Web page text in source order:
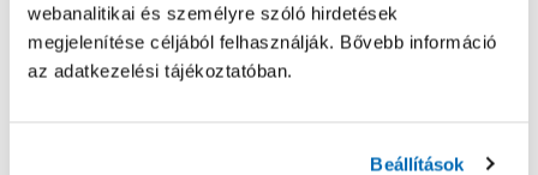
webanalitikai és személyre szóló hirdetések
megjelenítése céljából felhasználják. Bővebb információ
az adatkezelési tájékoztatóban.
Beállítások